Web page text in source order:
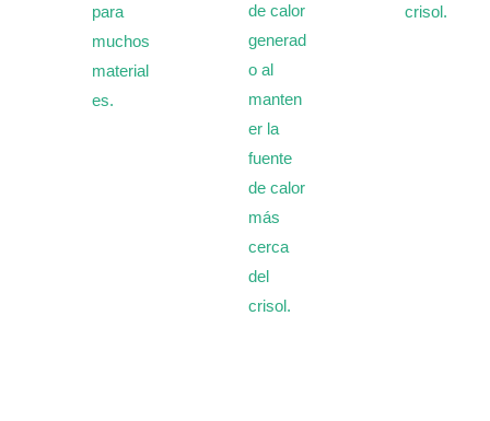
para
muchos
material
es.
de calor
generad
o al
manten
er la
fuente
de calor
más
cerca
del
crisol.
crisol.